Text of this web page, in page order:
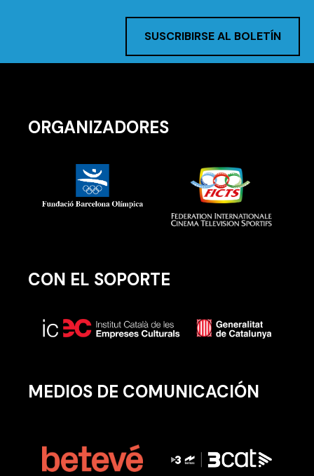
SUSCRIBIRSE AL BOLETÍN
ORGANIZADORES
CON EL SOPORTE
MEDIOS DE COMUNICACIÓN